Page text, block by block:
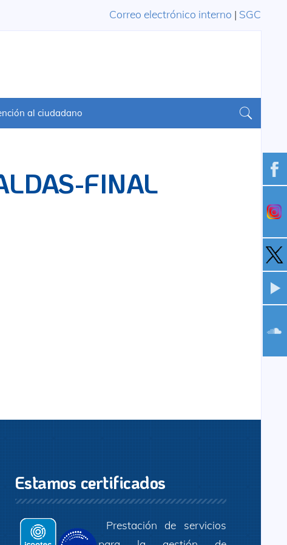
Correo electrónico interno | SGC
al ciudadano
FINAL
Estamos certificados
Prestación de servicios